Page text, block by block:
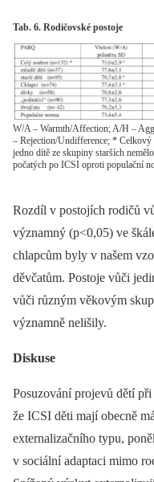
Tab. 6. Rodičovské postoje
W/A – Warmth/Affection; A/H –
– Rejection/Undifference; * Celkový
jedno dítě ze skupiny starších
počatých po ICSI oproti populační
Rozdíl v postojích rodičů
významný (p<0,05) ve
chlapcům byly v našem
děvčatům. Postoje vůči
vůči různým věkovým
významně nelišily.
Diskuse
Posuzování projevů dětí
že ICSI děti mají obecně
externalizačního typu,
v sociální adaptaci mimo